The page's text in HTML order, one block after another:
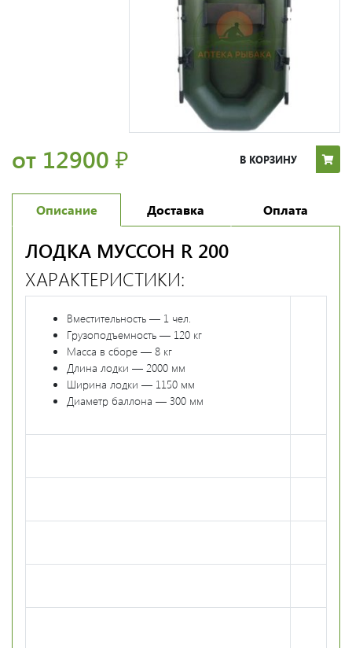
от 12900 ₽ В КОРЗИНУ
Описание Доставка Оплата
ЛОДКА МУССОН R 200
ХАРАКТЕРИСТИКИ:
Вместительность — 1 чел.
Грузоподъемность — 120 кг
Масса в сборе — 8 кг
Длина лодки — 2000 мм
Ширина лодки — 1150 мм
Диаметр баллона — 300 мм